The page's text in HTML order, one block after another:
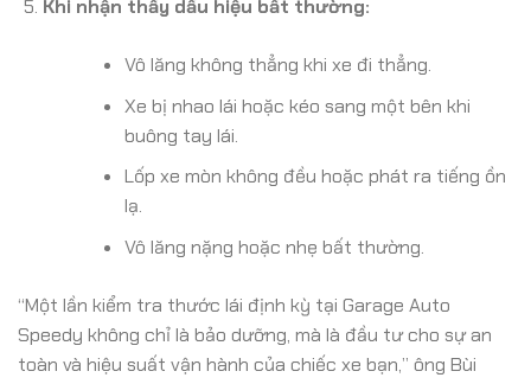
Khi nhận thấy dấu hiệu bất thường:
Vô lăng không thẳng khi xe đi thẳng.
Xe bị nhao lái hoặc kéo sang một bên khi
buông tay lái.
Lốp xe mòn không đều hoặc phát ra tiếng ồn
lạ.
Vô lăng nặng hoặc nhẹ bất thường.
“Một lần kiểm tra thước lái định kỳ tại Garage Auto
Speedy không chỉ là bảo dưỡng, mà là đầu tư cho sự an
toàn và hiệu suất vận hành của chiếc xe bạn,” ông Bùi